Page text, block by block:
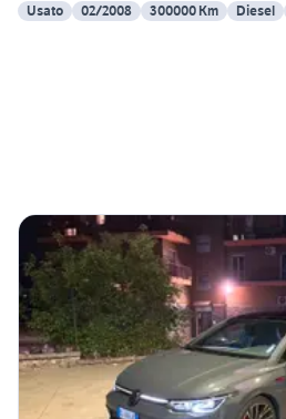
Usato
02/2008 300000 Km Diesel